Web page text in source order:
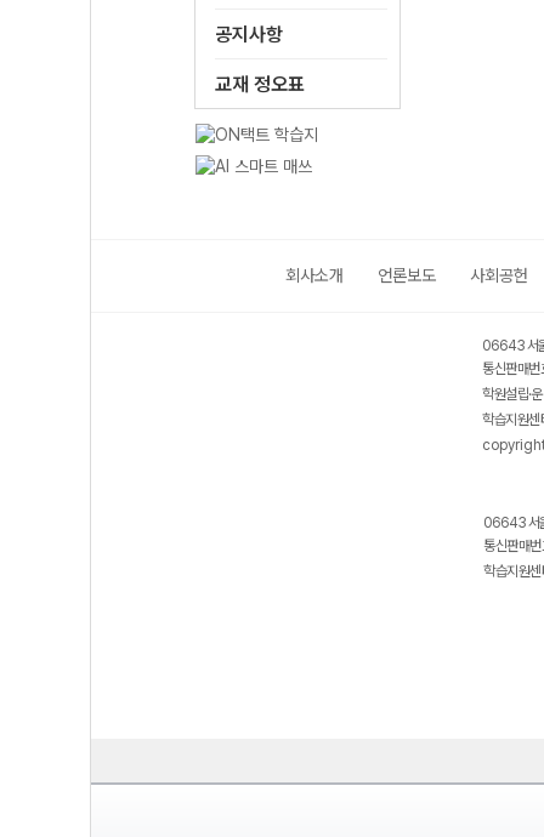
공지사항
교재 정오표
회사소개 언론보도 사회공헌
06643 서
통신판매
학원설립·
학습지원
06643 서
통신판매
학습지원